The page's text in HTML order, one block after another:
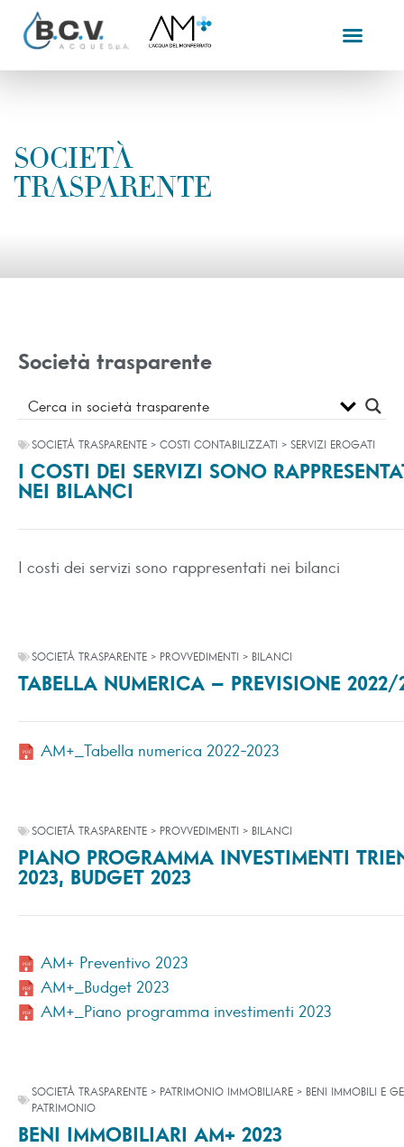
SOCIETÀ
TRASPARENTE
SOCIETÀ TRASPARENTE > COSTI CONTABILIZZATI > SERVIZI EROGATI
I COSTI DEI SERVIZI SONO
NEI BILANCI
I costi dei servizi sono rappresentati nei bilanci
SOCIETÀ TRASPARENTE > PROVVEDIMENTI > BILANCI
TABELLA NUMERICA – PREVISIONE 2022/
AM+_Tabella numerica 2022-2023
SOCIETÀ TRASPARENTE > PROVVEDIMENTI > BILANCI
PIANO PROGRAMMA INVESTIMENTI
2023, BUDGET 2023
AM+ Preventivo 2023
AM+_Budget 2023
AM+_Piano programma investimenti 2023
SOCIETÀ TRASPARENTE > PATRIMONIO IMMOBILIARE > BENI IMMOBILI E
PATRIMONIO
BENI IMMOBILIARI AM+ 2023
Società trasparente